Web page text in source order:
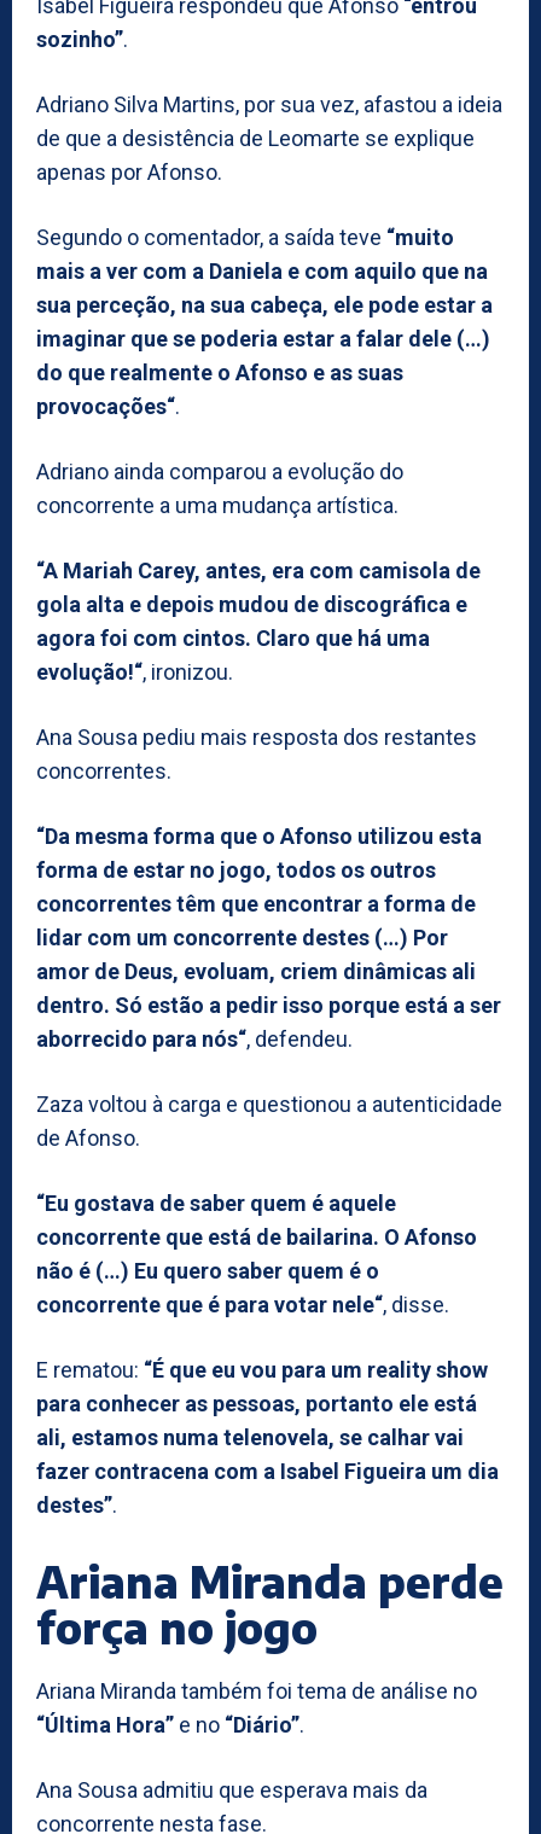
Isabel Figueira respondeu que Afonso “entrou
sozinho”.
Adriano Silva Martins, por sua vez, afastou a ideia
de que a desistência de Leomarte se explique
apenas por Afonso.
Segundo o comentador, a saída teve “muito
mais a ver com a Daniela e com aquilo que na
sua perceção, na sua cabeça, ele pode estar a
imaginar que se poderia estar a falar dele (…)
do que realmente o Afonso e as suas
provocações“.
Adriano ainda comparou a evolução do
concorrente a uma mudança artística.
“A Mariah Carey, antes, era com camisola de
gola alta e depois mudou de discográfica e
agora foi com cintos. Claro que há uma
evolução!“, ironizou.
Ana Sousa pediu mais resposta dos restantes
concorrentes.
“Da mesma forma que o Afonso utilizou esta
forma de estar no jogo, todos os outros
concorrentes têm que encontrar a forma de
lidar com um concorrente destes (…) Por
amor de Deus, evoluam, criem dinâmicas ali
dentro. Só estão a pedir isso porque está a ser
aborrecido para nós“, defendeu.
Zaza voltou à carga e questionou a autenticidade
de Afonso.
“Eu gostava de saber quem é aquele
concorrente que está de bailarina. O Afonso
não é (…) Eu quero saber quem é o
concorrente que é para votar nele“, disse.
E rematou: “É que eu vou para um reality show
para conhecer as pessoas, portanto ele está
ali, estamos numa telenovela, se calhar vai
fazer contracena com a Isabel Figueira um dia
destes”.
Ariana Miranda perde
força no jogo
Ariana Miranda também foi tema de análise no
“Última Hora” e no “Diário”.
Ana Sousa admitiu que esperava mais da
concorrente nesta fase.